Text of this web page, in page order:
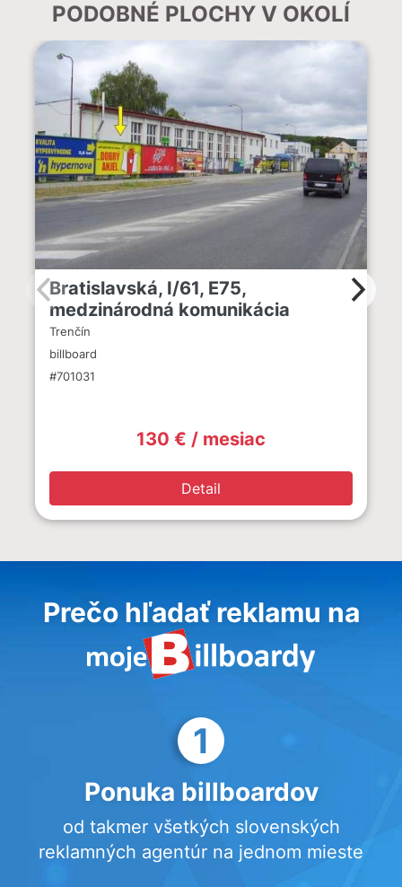
PODOBNÉ PLOCHY V OKOLÍ
Bratislavská, I/61, E75,
medzinárodná komunikácia
Trenčín
billboard
#701031
130 € / mesiac
Detail
Prečo hľadať reklamu na
1
Ponuka billboardov
od takmer všetkých slovenských
reklamných agentúr na jednom mieste